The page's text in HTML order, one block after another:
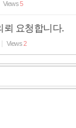
Views5
뢰 요청합니다.
Views2